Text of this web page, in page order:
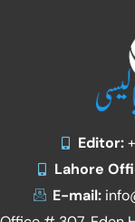
Editor:
Lahore
E-mail: